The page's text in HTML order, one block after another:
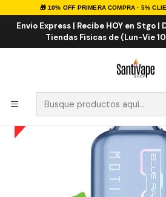
🎁 10% OFF PRIMERA COMPRA · 5%
Envio Express | Recibe HOY en Stgo |
Tiendas Fisicas de (Lun-Vie
Inicio VAPE DESECHABLES
Blue Razz ICE 6K